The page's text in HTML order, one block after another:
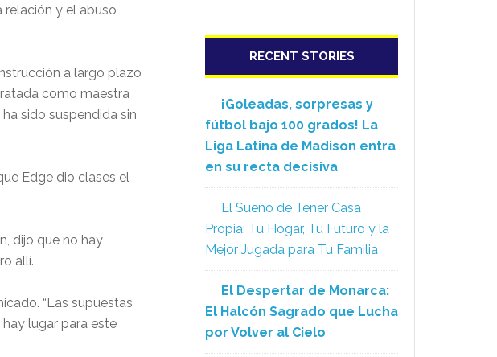
y el abuso
a largo plazo
como maestra
sido suspendida sin
Edge dio clases el
dijo que no hay
allí.
“Las supuestas
lugar para este
RECENT STORIES
¡Goleadas, sorpresas y
fútbol bajo 100 grados! La
Liga Latina de Madison entra
en su recta decisiva
El Sueño de Tener Casa
Propia: Tu Hogar, Tu Futuro y la
Mejor Jugada para Tu Familia
El Despertar de Monarca:
El Halcón Sagrado que Lucha
por Volver al Cielo